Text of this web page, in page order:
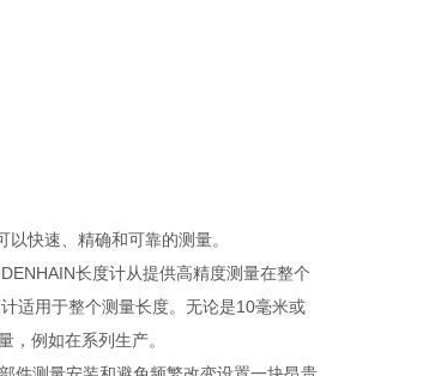
快速、精确和可靠的测量。
长度计从提供高精度测量在整个
适用于整个测量长度。无论是10毫米或
，例如在系列生产。